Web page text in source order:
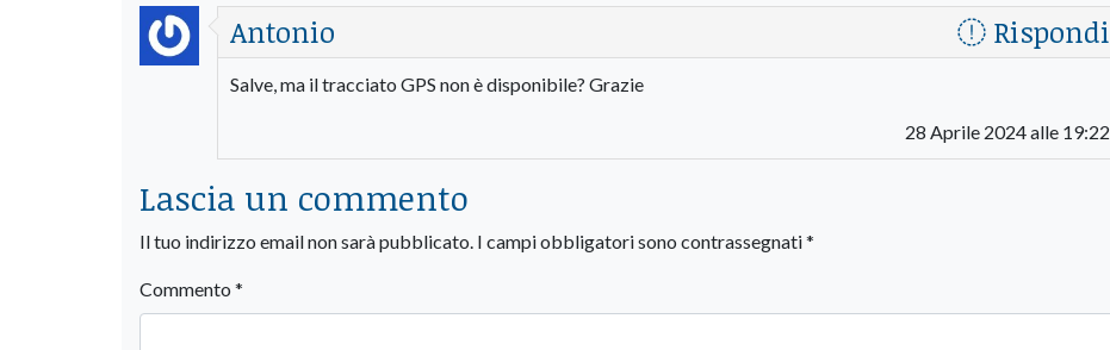
Antonio
Rispondi
Salve, ma il tracciato GPS non è disponibile? Grazie
28 Aprile 2024 alle 19:22
Lascia un commento
Il tuo indirizzo email non sarà pubblicato. I campi obbligatori sono contrassegnati*
Commento *